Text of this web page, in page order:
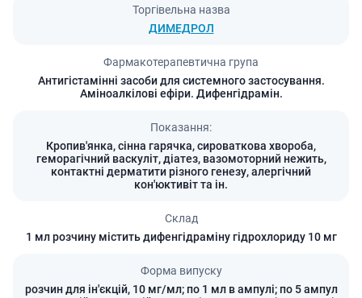
Торгівельна назва
ДИМЕДРОЛ
Фармакотерапевтична група
Антигістамінні засоби для системного застосування.
Аміноалкілові ефіри. Дифенгідрамін.
Показання:
Кропив'янка, сінна гарячка, сироваткова хвороба,
геморагічний васкуліт, діатез, вазомоторний нежить,
контактні дерматити різного генезу, алергічний
кон'юктивіт та ін.
Склад
1 мл розчину містить дифенгідраміну гідрохлориду 10 мг
Форма випуску
розчин для ін'єкцій, 10 мг/мл; по 1 мл в ампулі; по 5 ампул